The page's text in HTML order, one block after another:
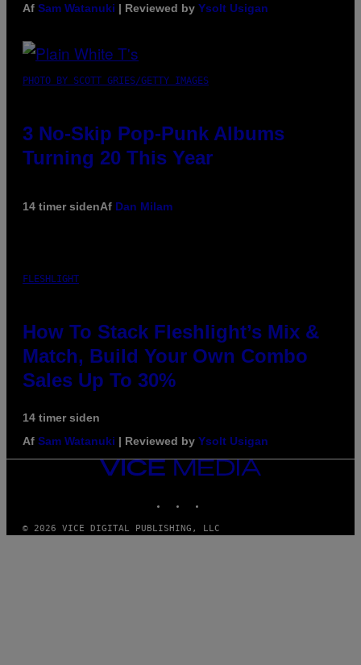
Af Sam Watanuki | Reviewed by Ysolt Usigan
PHOTO BY SCOTT GRIES/GETTY IMAGES
3 No-Skip Pop-Punk Albums
Turning 20 This Year
14 timer sidenAf Dan Milam
FLESHLIGHT
How To Stack Fleshlight’s Mix &
Match, Build Your Own Combo
Sales Up To 30%
14 timer siden
Af Sam Watanuki | Reviewed by Ysolt Usigan
VICE
MEDIA
© 2026 VICE DIGITAL PUBLISHING, LLC